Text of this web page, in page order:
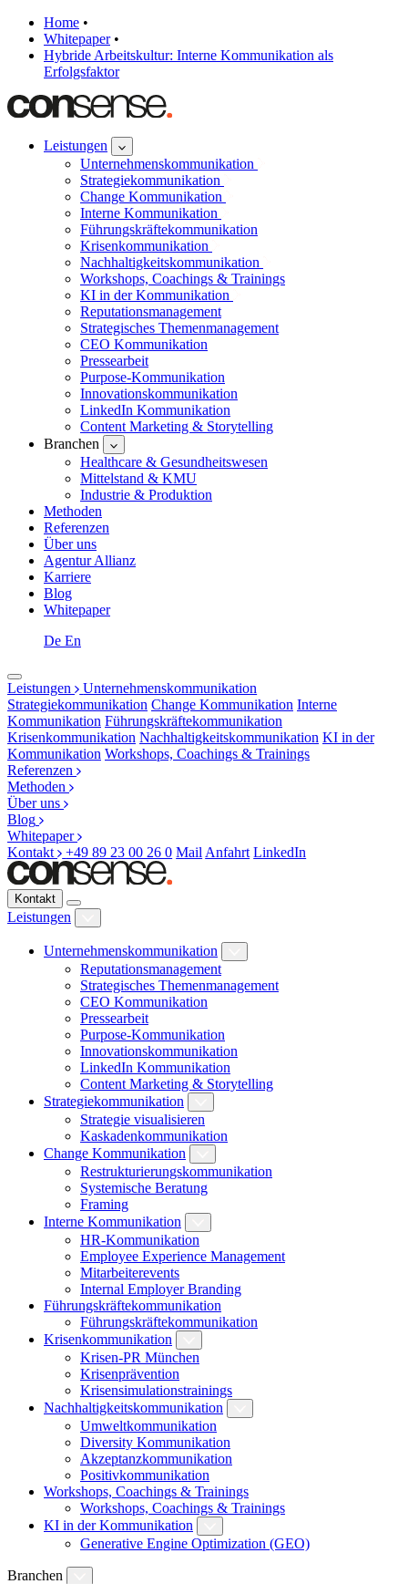
Home •
Whitepaper•
Hybride Arbeitskultur: Interne Kommunikation als
Erfolgsfaktor
Leistungen
Unternehmenskommunikation
Strategiekommunikation
Change Kommunikation
Interne Kommunikation
Führungskräftekommunikation
Krisenkommunikation
Nachhaltigkeitskommunikation
Workshops, Coachings & Trainings
KI in der Kommunikation
Reputationsmanagement
Strategisches Themenmanagement
CEO Kommunikation
Pressearbeit
Purpose-Kommunikation
Innovationskommunikation
LinkedIn Kommunikation
Content Marketing & Storytelling
Branchen
Healthcare & Gesundheitswesen
Mittelstand & KMU
Industrie & Produktion
Methoden
Referenzen
Über uns
Agentur Allianz
Karriere
Blog
Whitepaper
De En
Leistungen
Unternehmenskommunikation
Strategiekommunikation Change Kommunikation Interne
Kommunikation Führungskräftekommunikation
Krisenkommunikation Nachhaltigkeitskommunikation KI in der
Kommunikation Workshops, Coachings & Trainings
Referenzen
Methoden
Über uns
Blog
Whitepaper
Kontakt
+49 89 23 00 26 0 MailAnfahrt LinkedIn
Kontakt
Leistungen
Unternehmenskommunikation
Reputationsmanagement
Strategisches Themenmanagement
CEO Kommunikation
Pressearbeit
Purpose-Kommunikation
Innovationskommunikation
LinkedIn Kommunikation
Content Marketing & Storytelling
Strategiekommunikation
Strategie visualisieren
Kaskadenkommunikation
Change Kommunikation
Restrukturierungskommunikation
Systemische Beratung
Framing
Interne Kommunikation
HR-Kommunikation
Employee Experience Management
Mitarbeiterevents
Internal Employer Branding
Führungskräftekommunikation
Führungskräftekommunikation
Krisenkommunikation
Krisen-PR München
Krisenprävention
Krisensimulationstrainings
Nachhaltigkeitskommunikation
Umweltkommunikation
Diversity Kommunikation
Akzeptanzkommunikation
Positivkommunikation
Workshops, Coachings & Trainings
Workshops, Coachings & Trainings
KI in der Kommunikation
Generative Engine Optimization (GEO)
Branchen